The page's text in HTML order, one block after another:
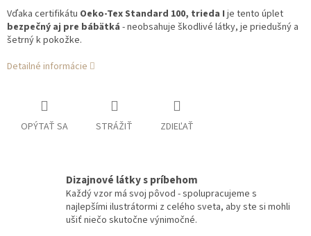
Vďaka certifikátu Oeko-Tex Standard 100, trieda I je tento úplet
bezpečný aj pre bábätká - neobsahuje škodlivé látky, je priedušný a
šetrný k pokožke.
Detailné informácie
OPÝTAŤ SA STRÁŽIŤ ZDIEĽAŤ
Dizajnové látky s príbehom
Každý vzor má svoj pôvod - spolupracujeme s
najlepšími ilustrátormi z celého sveta, aby ste si mohli
ušiť niečo skutočne výnimočné.